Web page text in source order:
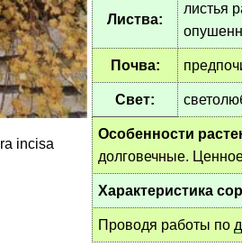
Листва:
листья
Почва:
Свет:
Особенности
долговечные.
Характеристика
Проводя работы по